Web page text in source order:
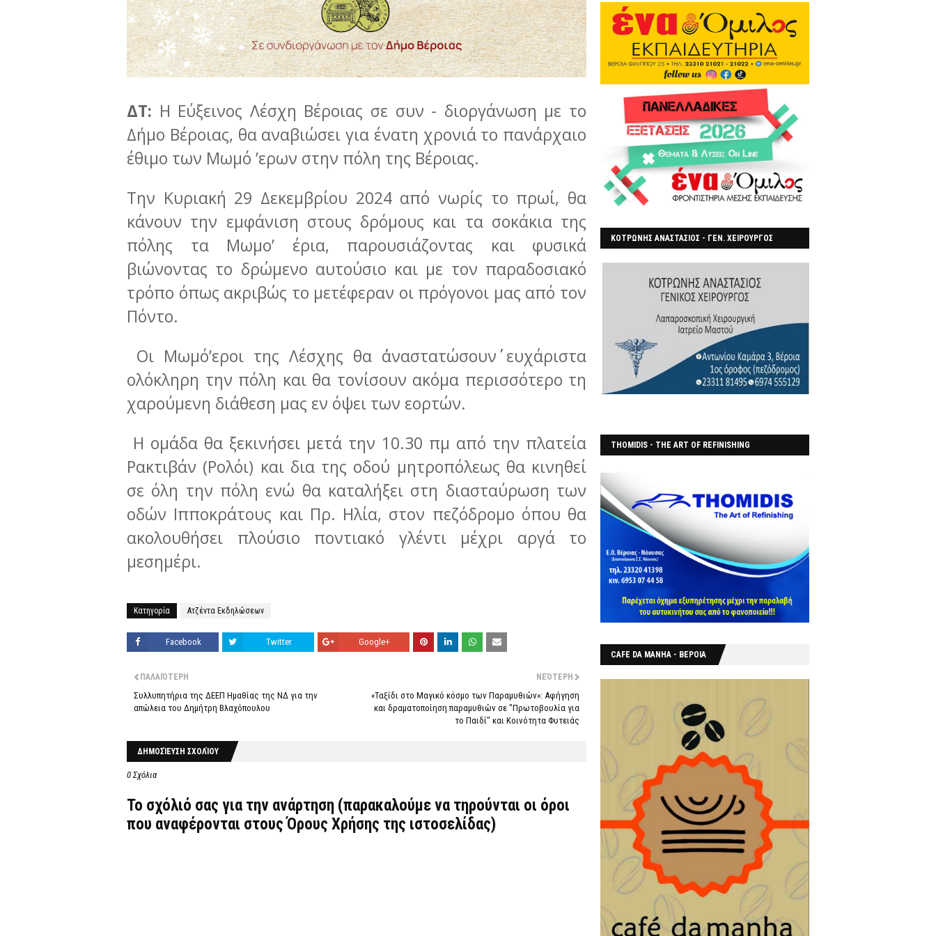
ΔΤ: Η Εύξεινος Λέσχη Βέροιας σε συν - διοργάνωση με το
Δήμο Βέροιας, θα αναβιώσει για ένατη χρονιά το πανάρχαιο
έθιμο των Μωμό ’ερων στην πόλη της Βέροιας.
Την Κυριακή 29 Δεκεμβρίου 2024 από νωρίς το πρωί, θα
κάνουν την εμφάνιση στους δρόμους και τα σοκάκια της
πόλης τα Μωμο’ έρια, παρουσιάζοντας και φυσικά
βιώνοντας το δρώμενο αυτούσιο και με τον παραδοσιακό
τρόπο όπως ακριβώς το μετέφεραν οι πρόγονοι μας από τον
Πόντο.
Οι Μωμό’εροι της Λέσχης θα ΄΄αναστατώσουν΄΄ ευχάριστα
ολόκληρη την πόλη και θα τονίσουν ακόμα περισσότερο τη
χαρούμενη διάθεση μας εν όψει των εορτών.
Η ομάδα θα ξεκινήσει μετά την 10.30 πμ από την πλατεία
Ρακτιβάν (Ρολόι) και δια της οδού μητροπόλεως θα κινηθεί
σε όλη την πόλη ενώ θα καταλήξει στη διασταύρωση των
οδών Ιπποκράτους και Πρ. Ηλία, στον πεζόδρομο όπου θα
ακολουθήσει πλούσιο ποντιακό γλέντι μέχρι αργά το
μεσημέρι.
Κατηγορία Ατζέντα Εκδηλώσεων
Facebook Twitter Google+
ΝΕΌΤΕΡΗ
«Ταξίδι στο Μαγικό κόσμο των Παραμυθιών»: Αφήγηση
και δραματοποίηση παραμυθιών σε "Πρωτοβουλία για
το Παιδί" και Κοινότητα Φυτειάς
ΠΑΛΑΙΌΤΕΡΗ
Συλλυπητήρια της ΔΕΕΠ Ημαθίας της ΝΔ για την
απώλεια του Δημήτρη Βλαχόπουλου
ΔΗΜΟΣΊΕΥΣΗ ΣΧΟΛΊΟΥ
0 Σχόλια
Το σχόλιό σας για την ανάρτηση (παρακαλούμε να τηρούνται οι όροι
που αναφέρονται στουςΌρους Χρήσης της ιστοσελίδας)
ΚΟΤΡΩΝΗΣ ΑΝΑΣΤΑΣΙΟΣ - ΓΕΝ. ΧΕΙΡΟΥΡΓΟΣ
THOMIDIS - THE ART OF REFINISHING
CAFE DA MANHA - ΒΕΡΟΙΑ